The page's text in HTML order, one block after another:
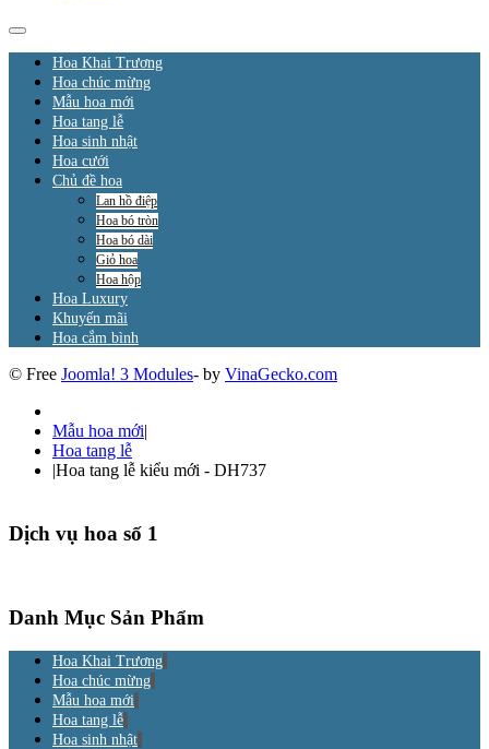
Hoa Khai Trương
Hoa chúc mừng
Mẫu hoa mới
Hoa tang lễ
Hoa sinh nhật
Hoa cưới
Chủ đề hoa
Lan hồ điệp
Hoa bó tròn
Hoa bó dài
Giỏ hoa
Hoa hộp
Hoa Luxury
Khuyến mãi
Hoa cắm bình
© Free Joomla! 3 Modules- by VinaGecko.com
Mẫu hoa mới|
Hoa tang lễ
|Hoa tang lễ kiểu mới - DH737
Dịch vụ hoa số 1
Danh Mục Sản Phẩm
Hoa Khai Trương
Hoa chúc mừng
Mẫu hoa mới
Hoa tang lễ
Hoa sinh nhật